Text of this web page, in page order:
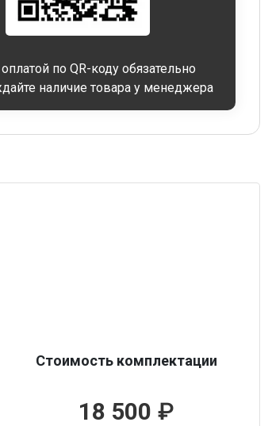
по QR-коду обязательно
наличие товара у менеджера
Стоимость комплектации
18 500 ₽